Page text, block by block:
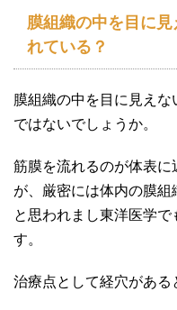
膜組織の中を目に
れている？
膜組織の中を目に見え
ではないでしょうか。
筋膜を流れるのが体表
が、厳密には体内の膜
と思われまし東洋医学
す。
治療点として経穴がある